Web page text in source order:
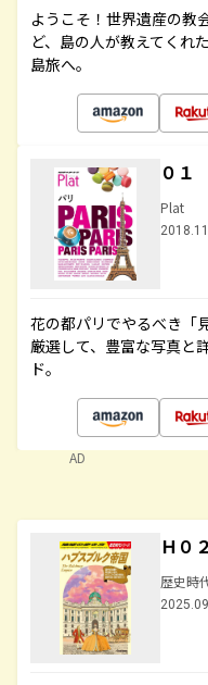
ようこそ！世界遺産の教
ど、島の人が教えてくれ
島旅へ。
０１
Plat
花の都パリでやるべき「
厳選して、豊富な写真と
ド。
AD
Ｈ０
歴史時